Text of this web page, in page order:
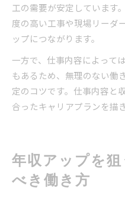
工の需要が安定しています
度の高い工事や現場リーダ
ップにつながります。
一方で、仕事内容によって
もあるため、無理のない働
定のコツです。仕事内容と
合ったキャリアプランを描
年収アップを
べき働き方